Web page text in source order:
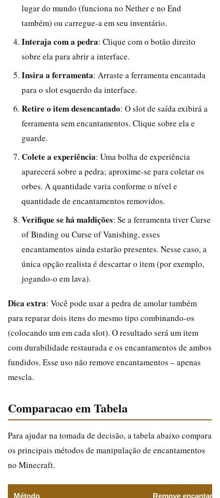
lugar do mundo (funciona no Nether e no End
também) ou carregue-a em seu inventário.
Interaja com a pedra: Clique com o botão direito
sobre ela para abrir a interface.
Insira a ferramenta: Arraste a ferramenta encantada
para o slot esquerdo da interface.
Retire o item desencantado: O slot de saída exibirá a
ferramenta sem encantamentos. Clique sobre ela e
guarde.
Colete a experiência: Uma bolha de experiência
aparecerá sobre a pedra; aproxime-se para coletar os
orbes. A quantidade varia conforme o nível e
quantidade de encantamentos removidos.
Verifique se há maldições: Se a ferramenta tiver Curse
of Binding ou Curse of Vanishing, esses
encantamentos ainda estarão presentes. Nesse caso, a
única opção realista é descartar o item (por exemplo,
jogando-o em lava).
Dica extra: Você pode usar a pedra de amolar também
para reparar dois itens do mesmo tipo combinando-os
(colocando um em cada slot). O resultado será um item
com durabilidade restaurada e os encantamentos de ambos
fundidos. Esse uso não remove encantamentos – apenas
mescla.
Comparacao em Tabela
Para ajudar na tomada de decisão, a tabela abaixo compara
os principais métodos de manipulação de encantamentos
no Minecraft.
Método Remove